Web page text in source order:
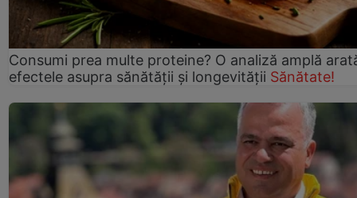
Consumi prea multe proteine? O analiză amplă
efectele asupra sănătății și longevității Sănătate!